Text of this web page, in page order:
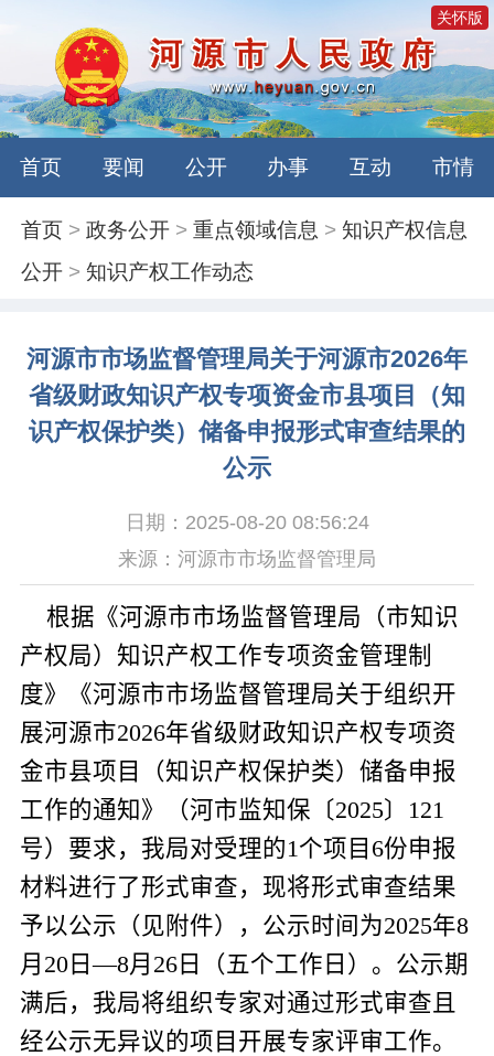
关怀版
首页 要闻 公开 办事 互动 市情
首页 >政务公开 >重点领域信息 >知识产权信息
公开 >知识产权工作动态
河源市市场监督管理局关于河源市2026年
省级财政知识产权专项资金市县项目（知
识产权保护类）储备申报形式审查结果的
公示
日期：2025-08-20 08:56:24
来源：河源市市场监督管理局
根据《河源市市场监督管理局（市知识
产权局）知识产权工作专项资金管理制
度》《河源市市场监督管理局关于组织开
展河源市2026年省级财政知识产权专项资
金市县项目（知识产权保护类）储备申报
工作的通知》（河市监知保〔2025〕 121
号）要求，我局对受理的1 个项目 6份申报
材料进行了形式审查，现将形式审查结果
予以公示（见附件），公示时间为2025年8
月 20日—8月 26日（五个工作日）。公示期
满后，我局将组织专家对通过形式审查且
经公示无异议的项目开展专家评审工作。